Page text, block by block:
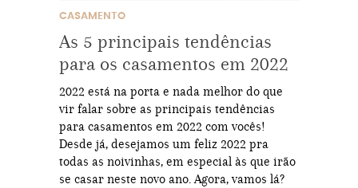
CASAMENTO
As 5 principais tendências
para os casamentos em 2022
2022 está na porta e nada melhor do que
vir falar sobre as principais tendências
para casamentos em 2022 com vocês!
Desde já, desejamos um feliz 2022 pra
todas as noivinhas, em especial às que irão
se casar neste novo ano. Agora, vamos lá?